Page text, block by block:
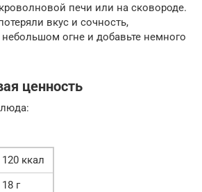
печи или на сковороде.
вкус и сочность,
небольшом огне и добавьте немного
ценность
120 ккал
18 г